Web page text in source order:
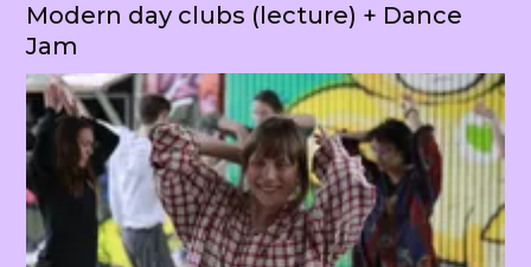
Modern day clubs (lecture) + Dance
Jam